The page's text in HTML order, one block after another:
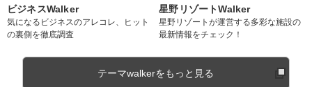
ビジネスWalker
気になるビジネスのアレコレ、ヒット
の裏側を徹底調査
星野リゾートWalker
星野リゾートが運営する多彩な施設の
最新情報をチェック！
テーマwalkerをもっと見る